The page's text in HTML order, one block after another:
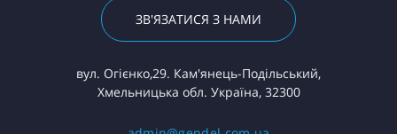
ЗВ'ЯЗАТИСЯ З НАМИ
вул. Огієнко,29. Кам'янець-Подільський,
Хмельницька обл. Україна, 32300